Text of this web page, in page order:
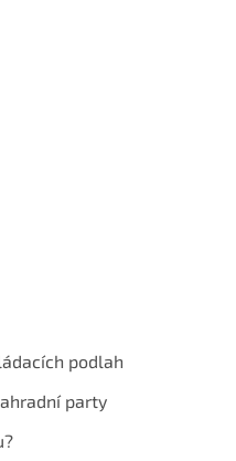
podlah
party